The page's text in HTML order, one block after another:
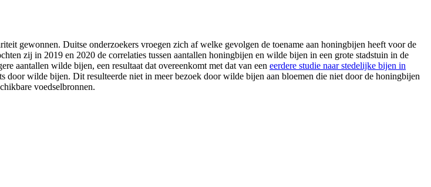
gewonnen. Duitse onderzoekers vroegen zich af welke gevolgen de toename aan honingbijen heeft voor de
zij in 2019 en 2020 de correlaties tussen aantallen honingbijen en wilde bijen in een grote stadstuin in de
aantallen wilde bijen, een resultaat dat overeenkomt met dat van een eerdere studie naar stedelijke bijen in
wilde bijen. Dit resulteerde niet in meer bezoek door wilde bijen aan bloemen die niet door de honingbijen
voedselbronnen.